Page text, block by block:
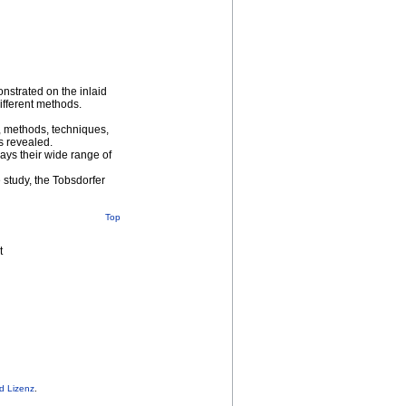
on the inlaid
methods.
techniques,
revealed.
their wide range of
the Tobsdorfer
Top
Lizenz